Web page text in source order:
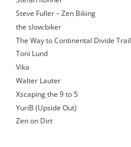
Steve Fuller – Zen Biking
the slow:biker
The Way to Continental Divide Trail
Toni Lund
Vika
Walter Lauter
Xscaping the 9 to 5
YuriB (Upside Out)
Zen on Dirt